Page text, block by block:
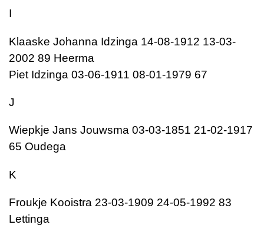
I
Klaaske Johanna Idzinga 14-08-1912 13-03-
2002 89 Heerma
Piet Idzinga 03-06-1911 08-01-1979 67
J
Wiepkje Jans Jouwsma 03-03-1851 21-02-1917
65 Oudega
K
Froukje Kooistra 23-03-1909 24-05-1992 83
Lettinga